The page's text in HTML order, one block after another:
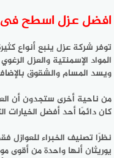
افضل عزل اسطح فى
توفر شركة عزل ينبع أنواع
المواد الإسمنتية والعزل
ويسد المسام والشقوق
من ناحية أخرى ستجدون أن
كان دائمًا أحد أفضل
نظرًا تصنيف الخبراء للعوازل
يوريثان أنها واحدة من أقوى